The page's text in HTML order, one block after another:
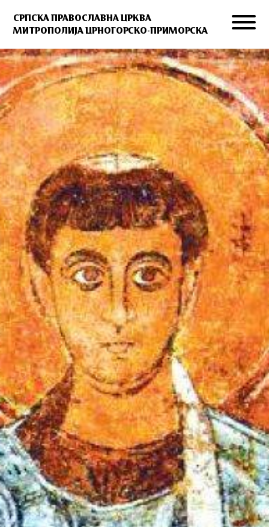
СРПСКА ПРАВОСЛАВНА ЦРКВА
МИТРОПОЛИЈА ЦРНОГОРСКО-ПРИМОРСКА